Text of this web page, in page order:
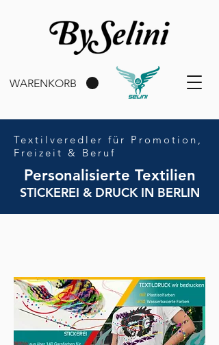
WARENKORB
Textilveredler für Promotion,
Freizeit & Beruf
Personalisierte Textilien
STICKEREI & DRUCK IN BERLIN